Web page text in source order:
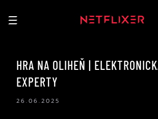
HRA NA OLIHEŇ |
EXPERTY
26.06.2025